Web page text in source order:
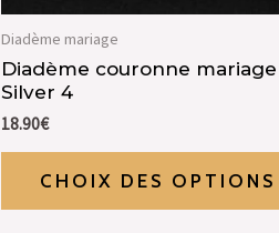
Diadème mariage
Diadème couronne mariage
Silver 4
18.90€
CHOIX DES OPTIONS